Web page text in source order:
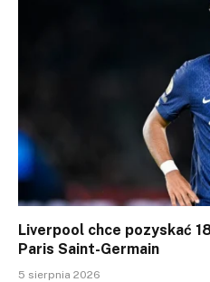
Liverpool chce pozyskać
Paris Saint-Germain
5 sierpnia 2026